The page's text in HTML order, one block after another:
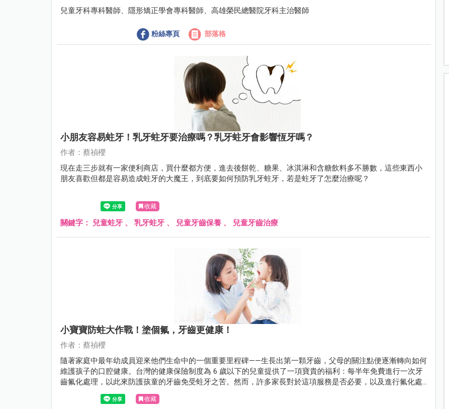
兒童牙科專科醫師、隱形矯正學會專科醫師、高雄榮民總醫院牙科主治醫師
粉絲專頁 部落格
小朋友容易蛀牙！乳牙蛀牙要治療嗎？乳牙蛀牙會影響恆牙嗎？
作者：蔡禎櫻
現在走三步就有一家便利商店，買什麼都方便，進去後餅乾、糖果、冰淇淋和含糖飲料多不勝數，這些東西小
朋友喜歡但都是容易造成蛀牙的大魔王，到底要如何預防乳牙蛀牙，若是蛀牙了怎麼治療呢？
收藏
關鍵字： 兒童蛀牙 、 乳牙蛀牙 、 兒童牙齒保養 、 兒童牙齒治療
小寶寶防蛀大作戰！塗個氟，牙齒更健康！
作者：蔡禎櫻
隨著家庭中最年幼成員迎來他們生命中的一個重要里程碑——生長出第一顆牙齒，父母的關注點便逐漸轉向如何
維護孩子的口腔健康。台灣的健康保險制度為 6 歲以下的兒童提供了一項寶貴的福利：每半年免費進行一次牙
齒氟化處理，以此來防護孩童的牙齒免受蛀牙之苦。然而，許多家長對於這項服務是否必要，以及進行氟化處
理的具體益處和可能的風險，仍然存有疑慮。
收藏